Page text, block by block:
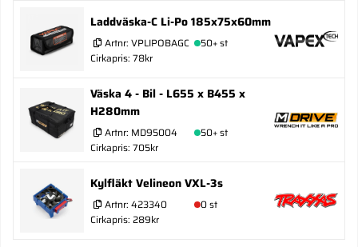
Laddväska-C Li-Po 185x75x60mm
Artnr: VPLIPOBAGC
50+ st
Cirkapris: 78kr
Väska 4 - Bil - L655 x B455 x
H280mm
Artnr: MD95004
50+ st
Cirkapris: 705kr
Kylfläkt Velineon VXL-3s
Artnr: 423340
0 st
Cirkapris: 289kr